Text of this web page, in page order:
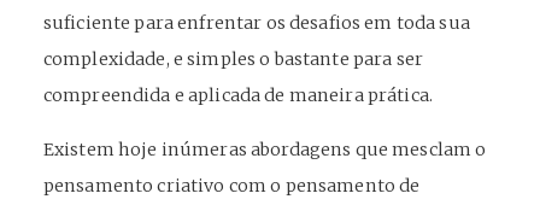
suficiente para enfrentar os desafios em toda sua
complexidade, e simples o bastante para ser
compreendida e aplicada de maneira prática.
Existem hoje inúmeras abordagens que mesclam o
pensamento criativo com o pensamento de